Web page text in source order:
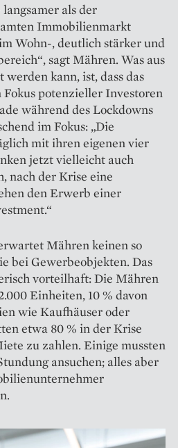
als der
Immobilienmarkt
Wohn-, deutlich stärker und
sagt Mähren. Was aus
kann, ist, dass das
potenzieller Investoren
während des Lockdowns
im Fokus: „Die
mit ihren eigenen vier
jetzt vielleicht auch
nach der Krise eine
den Erwerb einer
Mähren keinen so
bei Gewerbeobjekten. Das
vorteilhaft: Die Mähren
Einheiten, 10 % davon
wie Kaufhäuser oder
etwa 80 % in der Krise
zu zahlen. Einige mussten
ansuchen; alles aber